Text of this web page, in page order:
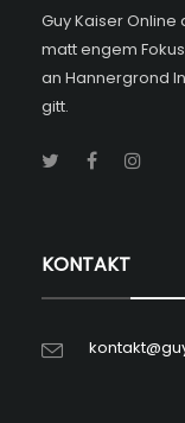
Guy Kaiser
matt engem
an Hannergrond
gitt.
KONTAKT